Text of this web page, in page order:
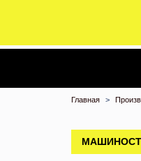
Главная